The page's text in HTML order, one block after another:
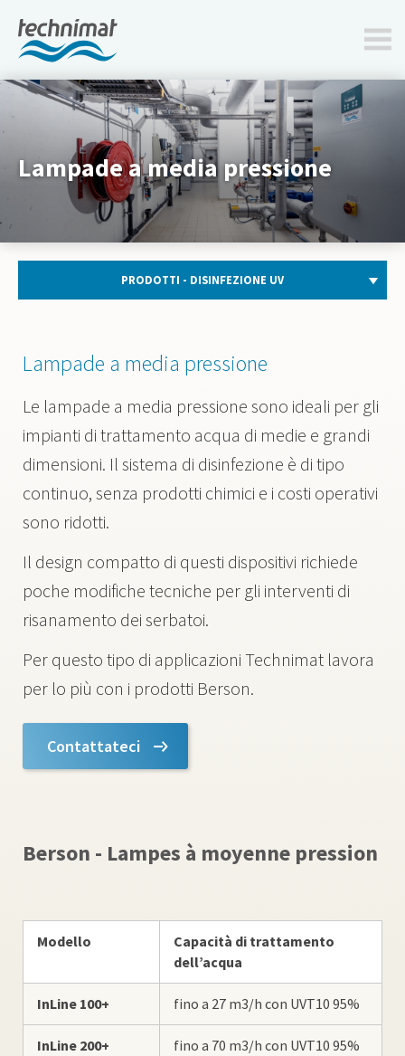
Lampade a media pressione
PRODOTTI - DISINFEZIONE UV
Lampade a media pressione
Le lampade a media pressione sono ideali per gli
impianti di trattamento acqua di medie e grandi
dimensioni. Il sistema di disinfezione è di tipo
continuo, senza prodotti chimici e i costi operativi
sono ridotti.
Il design compatto di questi dispositivi richiede
poche modifiche tecniche per gli interventi di
risanamento dei serbatoi.
Per questo tipo di applicazioni Technimat lavora
per lo più con i prodotti Berson.
Contattateci
Berson - Lampes à moyenne pression
Modello
Capacità di trattamento
dell’acqua
InLine 100+ fino a 27 m3/h con UVT10 95%
InLine 200+ fino a 70 m3/h con UVT10 95%